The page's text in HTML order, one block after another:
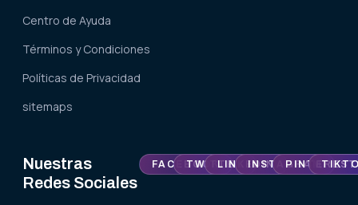
Centro de Ayuda
Términos y Condiciones
Políticas de Privacidad
sitemaps
Nuestras
Redes Sociales
FACEBOOK
TWITTERLINKEDININSTAGRAMPINTEREST